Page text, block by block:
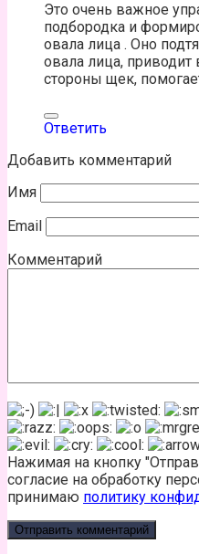
Это очень важное
подбородка и
овала лица . Оно
овала лица,
стороны щек,
Ответить
Добавить комментарий
Имя
Email
Комментарий
Нажимая на кнопку
согласие на обработку
принимаю политику